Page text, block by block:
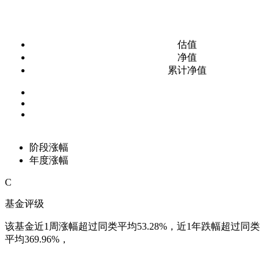
估值
净值
累计净值
阶段涨幅
年度涨幅
C
基金评级
该基金近1周涨幅超过同类平均53.28%，近1年跌幅超过同类
平均369.96%，